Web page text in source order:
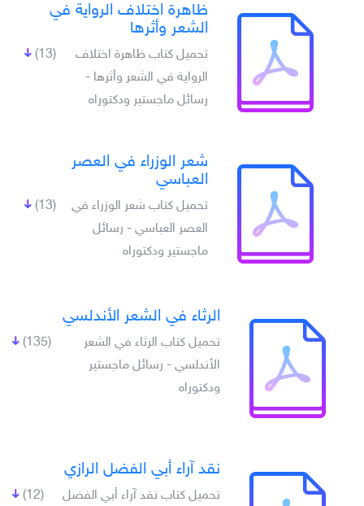
ظاهرة اختلاف الرواية في
الشعر وأثرها
(13)
تحميل كتاب ظاهرة اختلاف
الرواية في الشعر وأثرها -
رسائل ماجستير ودكتوراه
شعر الوزراء في العصر
العباسي
(13)
تحميل كتاب شعر الوزراء في
العصر العباسي - رسائل
ماجستير ودكتوراه
الرثاء في الشعر الأندلسي
(135)
تحميل كتاب الرثاء في الشعر
الأندلسي - رسائل ماجستير
ودكتوراه
نقد آراء أبي الفضل الرازي
(12)
تحميل كتاب نقد آراء أبي الفضل